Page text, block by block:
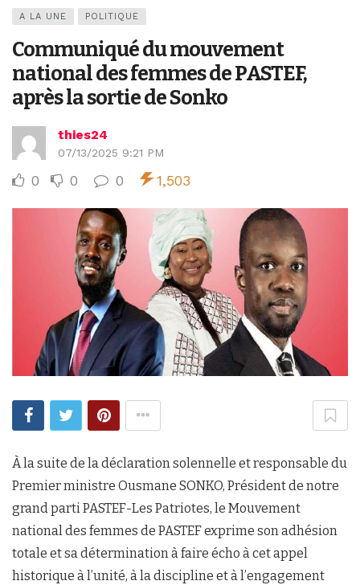
A LA UNE POLITIQUE
Communiqué du mouvement
national des femmes de PASTEF,
après la sortie de Sonko
thies24
07/13/2025 9:21 PM
0 0 0 1,503
À la suite de la déclaration solennelle et responsable du
Premier ministre Ousmane SONKO, Président de notre
grand parti PASTEF-Les Patriotes, le Mouvement
national des femmes de PASTEF exprime son adhésion
totale et sa détermination à faire écho à cet appel
historique à l’unité, à la discipline et à l’engagement